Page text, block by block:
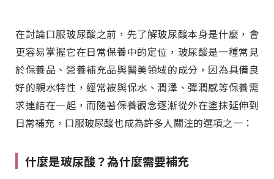
在討論口服玻尿酸之前，先了解玻尿酸本身是什麼，會
更容易掌握它在日常保養中的定位，玻尿酸是一種常見
於保養品、營養補充品與醫美領域的成分，因為具備良
好的親水特性，經常被與保水、潤澤、彈潤感等保養需
求連結在一起，而隨著保養觀念逐漸從外在塗抹延伸到
日常補充，口服玻尿酸也成為許多人關注的選項之一：
什麼是玻尿酸？為什麼需要補充